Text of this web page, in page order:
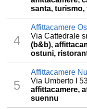
santa, turismo,
4
Affittacamere
Via Cattedrale
(b&b),
ostuni,
5
Affittacamere
Via Umberto I
affittacamere,
suennu